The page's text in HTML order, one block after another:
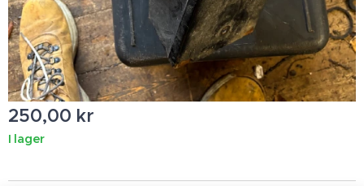
250,00 kr
I lager